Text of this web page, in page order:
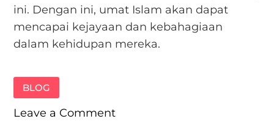
ini. Dengan ini, umat Islam akan dapat
mencapai kejayaan dan kebahagiaan
dalam kehidupan mereka.
BLOG
Leave a Commenton